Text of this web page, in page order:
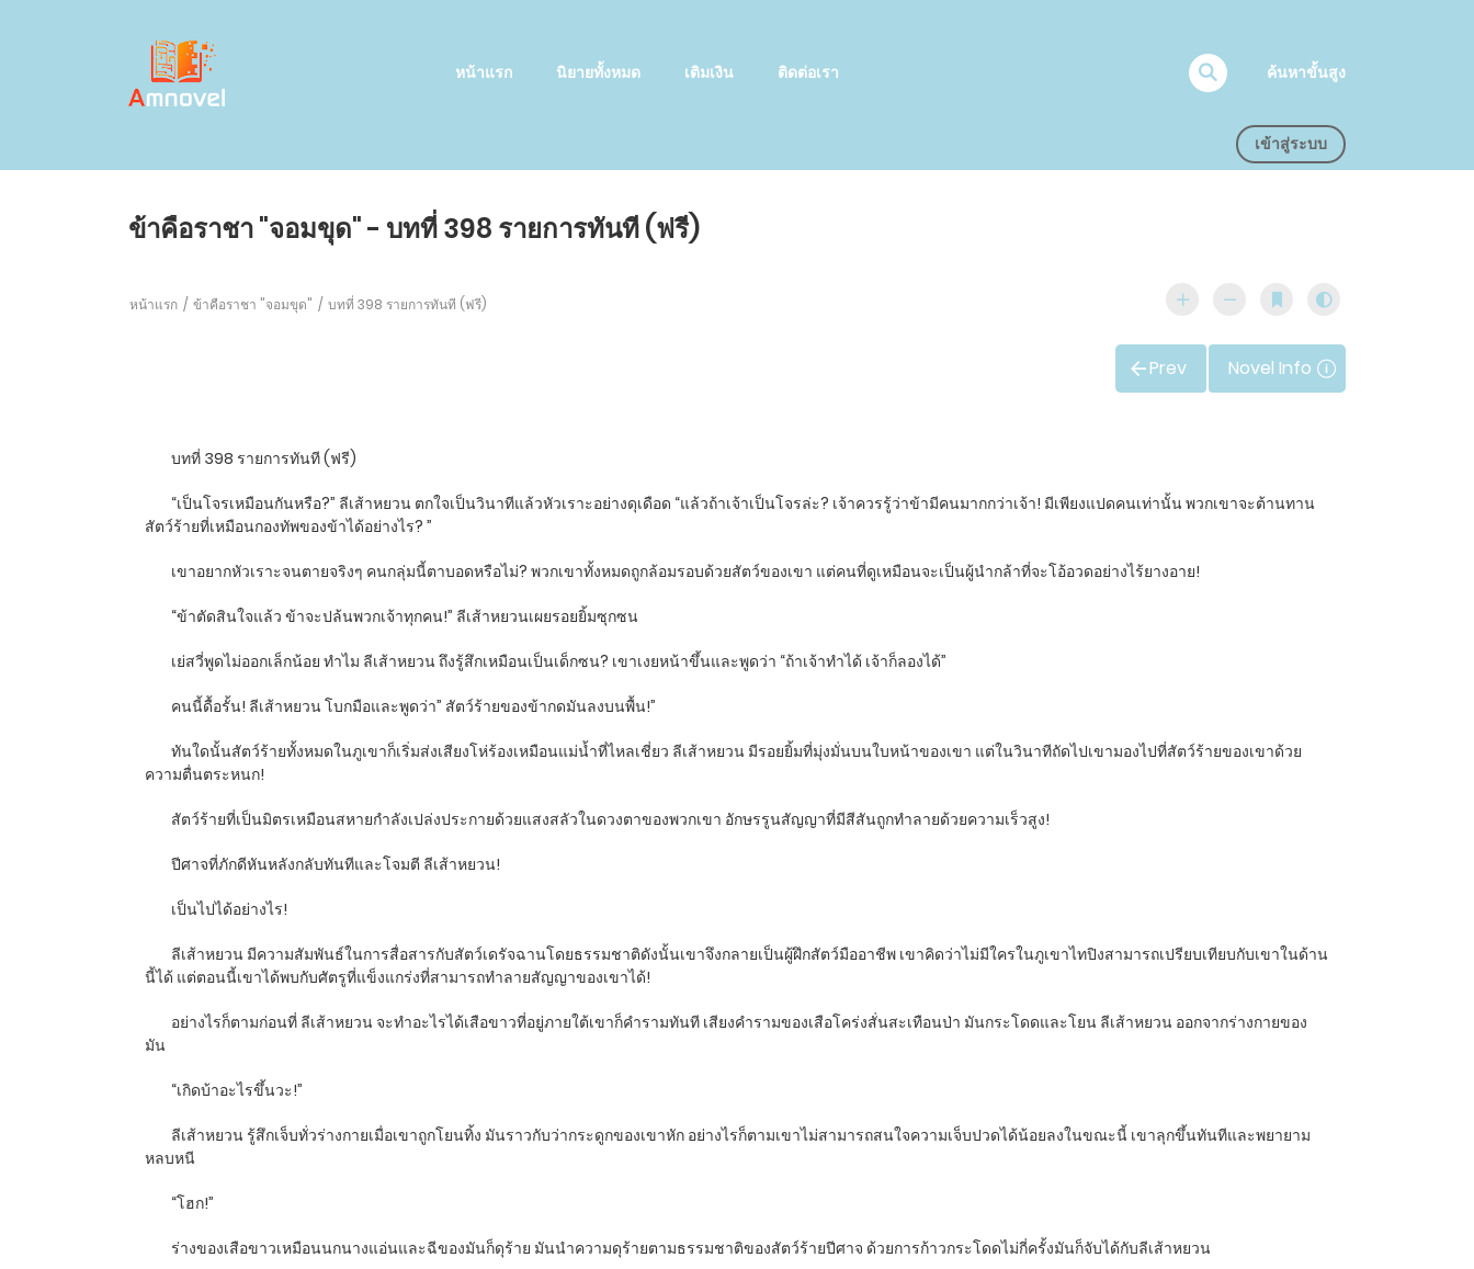
หน้าแรก นิยายทั้งหมด เติมเงิน ติดต่อเรา ค้นหาขั้นสูง
เข้าสู่ระบบ
ข้าคือราชา "จอมขุด" - บทที่ 398 รายการทันที (ฟรี)
หน้าแรก ข้าคือราชา "จอมขุด" บทที่ 398 รายการทันที (ฟรี)
Prev Novel Info
บทที่ 398 รายการทันที (ฟรี)
“เป็นโจรเหมือนกันหรือ?” ลีเส้าหยวน ตกใจเป็นวินาทีแล้วหัวเราะอย่างดุเดือด “แล้วถ้าเจ้าเป็นโจรล่ะ? เจ้าควรรู้ว่าข้ามีคนมากกว่าเจ้า! มีเพียงแปดคนเท่านั้น พวกเขาจะต้านทาน
สัตว์ร้ายที่เหมือนกองทัพของข้าได้อย่างไร? ”
เขาอยากหัวเราะจนตายจริงๆ คนกลุ่มนี้ตาบอดหรือไม่? พวกเขาทั้งหมดถูกล้อมรอบด้วยสัตว์ของเขา แต่คนที่ดูเหมือนจะเป็นผู้นำกล้าที่จะโอ้อวดอย่างไร้ยางอาย!
“ข้าตัดสินใจแล้ว ข้าจะปล้นพวกเจ้าทุกคน!” ลีเส้าหยวนเผยรอยยิ้มซุกซน
เย่สวี่พูดไม่ออกเล็กน้อย ทำไม ลีเส้าหยวน ถึงรู้สึกเหมือนเป็นเด็กซน? เขาเงยหน้าขึ้นและพูดว่า “ถ้าเจ้าทำได้ เจ้าก็ลองได้”
คนนี้ดื้อรั้น! ลีเส้าหยวน โบกมือและพูดว่า” สัตว์ร้ายของข้ากดมันลงบนพื้น!”
ทันใดนั้นสัตว์ร้ายทั้งหมดในภูเขาก็เริ่มส่งเสียงโห่ร้องเหมือนแม่น้ำที่ไหลเชี่ยว ลีเส้าหยวน มีรอยยิ้มที่มุ่งมั่นบนใบหน้าของเขา แต่ในวินาทีถัดไปเขามองไปที่สัตว์ร้ายของเขาด้วย
ความตื่นตระหนก!
สัตว์ร้ายที่เป็นมิตรเหมือนสหายกำลังเปล่งประกายด้วยแสงสลัวในดวงตาของพวกเขา อักษรรูนสัญญาที่มีสีสันถูกทำลายด้วยความเร็วสูง!
ปีศาจที่ภักดีหันหลังกลับทันทีและโจมตี ลีเส้าหยวน!
เป็นไปได้อย่างไร!
ลีเส้าหยวน มีความสัมพันธ์ในการสื่อสารกับสัตว์เดรัจฉานโดยธรรมชาติดังนั้นเขาจึงกลายเป็นผู้ฝึกสัตว์มืออาชีพ เขาคิดว่าไม่มีใครในภูเขาไทปิงสามารถเปรียบเทียบกับเขาในด้าน
นี้ได้ แต่ตอนนี้เขาได้พบกับศัตรูที่แข็งแกร่งที่สามารถทำลายสัญญาของเขาได้!
อย่างไรก็ตามก่อนที่ ลีเส้าหยวน จะทำอะไรได้เสือขาวที่อยู่ภายใต้เขาก็คำรามทันที เสียงคำรามของเสือโคร่งสั่นสะเทือนป่า มันกระโดดและโยน ลีเส้าหยวน ออกจากร่างกายของ
มัน
“เกิดบ้าอะไรขึ้นวะ!”
ลีเส้าหยวน รู้สึกเจ็บทั่วร่างกายเมื่อเขาถูกโยนทิ้ง มันราวกับว่ากระดูกของเขาหัก อย่างไรก็ตามเขาไม่สามารถสนใจความเจ็บปวดได้น้อยลงในขณะนี้ เขาลุกขึ้นทันทีและพยายาม
หลบหนี
“โฮก!”
ร่างของเสือขาวเหมือนนกนางแอ่นและฉีของมันก็ดุร้าย มันนำความดุร้ายตามธรรมชาติของสัตว์ร้ายปีศาจ ด้วยการก้าวกระโดดไม่กี่ครั้งมันก็จับได้กับลีเส้าหยวน